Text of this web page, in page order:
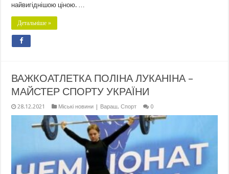
найвигіднішою ціною. …
Детальніше »
ВАЖКОАТЛЕТКА ПОЛІНА ЛУКАНІНА –
МАЙСТЕР СПОРТУ УКРАЇНИ
28.12.2021 Міські новини | Вараш,Спорт 0